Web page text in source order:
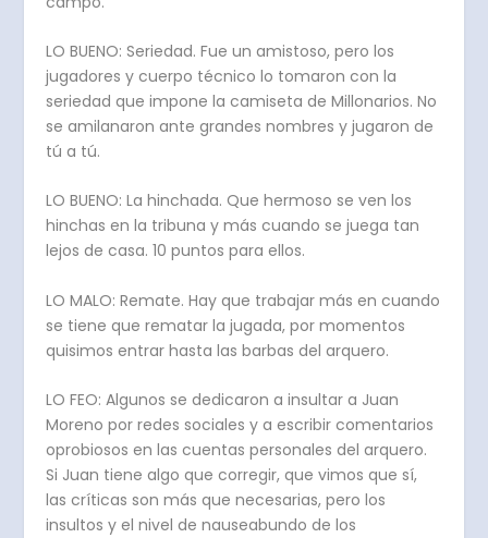
LO BUENO: Seriedad. Fue un amistoso, pero los
jugadores y cuerpo técnico lo tomaron con la
seriedad que impone la camiseta de Millonarios. No
se amilanaron ante grandes nombres y jugaron de
tú a tú.
LO BUENO: La hinchada. Que hermoso se ven los
hinchas en la tribuna y más cuando se juega tan
lejos de casa. 10 puntos para ellos.
LO MALO: Remate. Hay que trabajar más en cuando
se tiene que rematar la jugada, por momentos
quisimos entrar hasta las barbas del arquero.
LO FEO: Algunos se dedicaron a insultar a Juan
Moreno por redes sociales y a escribir comentarios
oprobiosos en las cuentas personales del arquero.
Si Juan tiene algo que corregir, que vimos que sí,
las críticas son más que necesarias, pero los
insultos y el nivel de nauseabundo de los